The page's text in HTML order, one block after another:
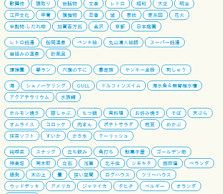
歌舞伎 隈取り 世話物 文楽 レトロ 昭和 大正
明治
江戸文化
甲冑 旗指物 忍者 城 家紋 家系図
花火
半割物-しだれ柳
加賀百万石 金沢 京都 日本庭園
レトロ銭湯 船岡温泉 ペンキ絵 丸山清人絵師
スーパー銭湯
岩組みの温泉
砂風呂
應援團 學ラン 六旗の下に 暴走族 ヤンキー全般 刺しゅう
海 シュノーケリング GULL ドルフィンスイム
海水魚＆無脊椎水槽
アクアテラリウム
水族館
ホルモン焼き 豚しゃぶ もつ鍋 貝料理 お好み焼き そば
天ぷら
オムライス
コロッケ 肉まん ポテトサラダ 枝豆
めかぶ
抹茶ソフト
すいか かき氷 クーリッシュ
純喫茶 スナック 立ち飲み 角打ち 駄菓子屋
ゴールデン街
神楽坂
荒木町 立石 浅草 北千住 シモキタ 西荻窪
ベランダ
縁側
木の上 畳 狭い空間 ログハウス
ツリーハウス
ウッドデッキ
アメリカ ジャマイカ タヒチ ベルギー
オランダ